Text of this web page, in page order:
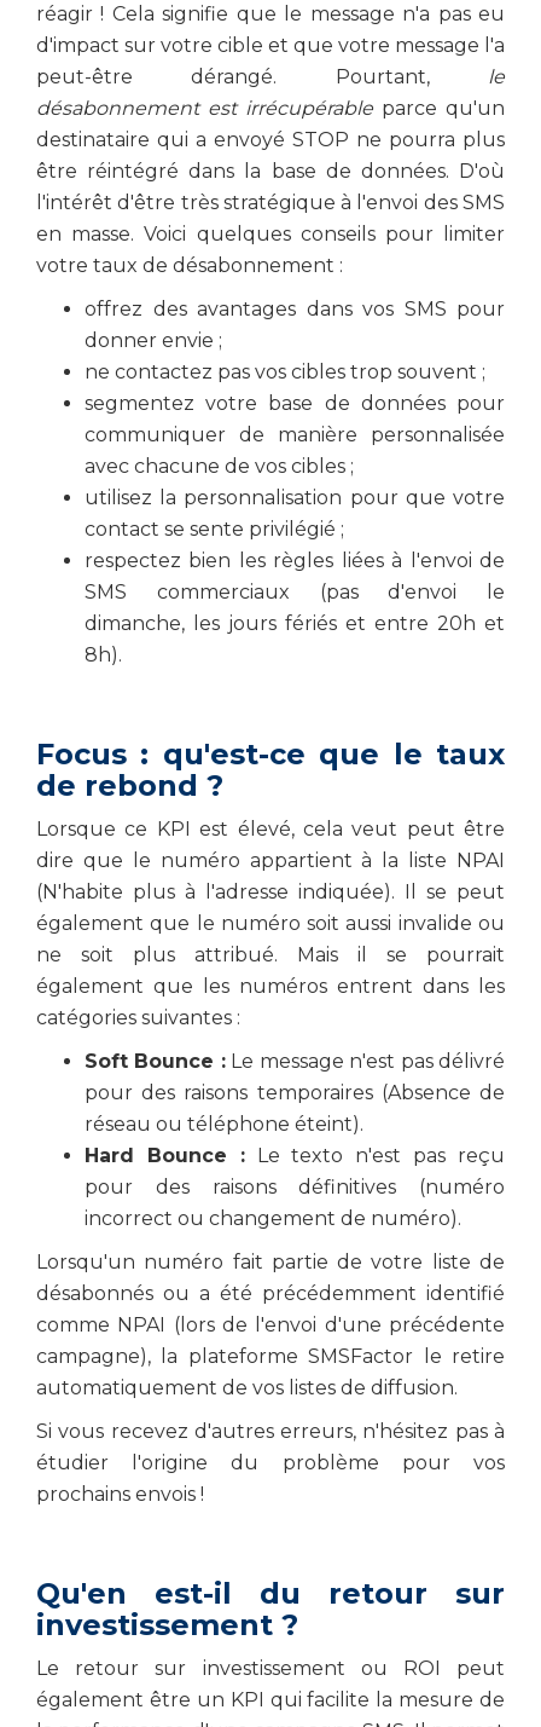
réagir ! Cela signifie que le message n'a pas eu
d'impact sur votre cible et que votre message l'a
peut-être dérangé. Pourtant, le
désabonnement est irrécupérable parce qu'un
destinataire qui a envoyé STOP ne pourra plus
être réintégré dans la base de données. D'où
l'intérêt d'être très stratégique à l'envoi des SMS
en masse. Voici quelques conseils pour limiter
votre taux de désabonnement :
offrez des avantages dans vos SMS pour
donner envie ;
ne contactez pas vos cibles trop souvent ;
segmentez votre base de données pour
communiquer de manière personnalisée
avec chacune de vos cibles ;
utilisez la personnalisation pour que votre
contact se sente privilégié ;
respectez bien les règles liées à l'envoi de
SMS commerciaux (pas d'envoi le
dimanche, les jours fériés et entre 20h et
8h).
Focus : qu'est-ce que le taux
de rebond ?
Lorsque ce KPI est élevé, cela veut peut être
dire que le numéro appartient à la liste NPAI
(N'habite plus à l'adresse indiquée). Il se peut
également que le numéro soit aussi invalide ou
ne soit plus attribué. Mais il se pourrait
également que les numéros entrent dans les
catégories suivantes :
Soft Bounce :Le message n'est pas délivré
pour des raisons temporaires (Absence de
réseau ou téléphone éteint).
Hard Bounce :Le texto n'est pas reçu
pour des raisons définitives (numéro
incorrect ou changement de numéro).
Lorsqu'un numéro fait partie de votre liste de
désabonnés ou a été précédemment identifié
comme NPAI (lors de l'envoi d'une précédente
campagne), la plateforme SMSFactor le retire
automatiquement de vos listes de diffusion.
Si vous recevez d'autres erreurs, n'hésitez pas à
étudier l'origine du problème pour vos
prochains envois !
Qu'en est-il du retour sur
investissement ?
Le retour sur investissement ou ROI peut
également être un KPI qui facilite la mesure de